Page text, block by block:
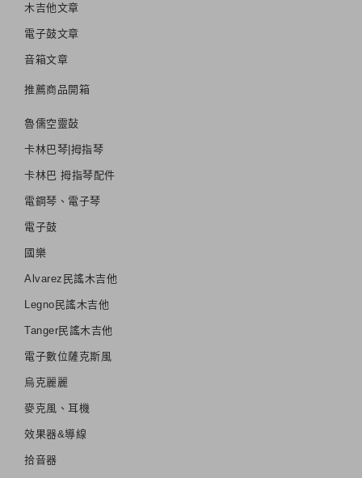
木吉他文章
電子鼓文章
音箱文章
推薦商品開箱
魯儒空靈鼔
卡林巴琴|拇指琴
卡林巴 拇指琴配件
電鋼琴、電子琴
電子鼓
國樂
Alvarez民謠木吉他
Legno民謠木吉他
Tanger民謠木吉他
電子數位薩克斯風
烏克麗麗
麥克風、耳機
效果器&導線
拾音器